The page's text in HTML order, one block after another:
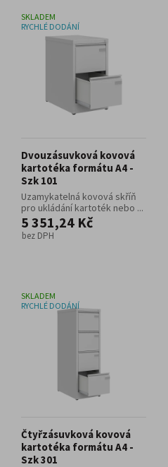
SKLADEM
RYCHLÉ DODÁNÍ
Dvouzásuvková kovová
kartotéka formátu A4 -
Szk 101
Uzamykatelná kovová skříň
pro ukládání kartoték nebo ...
5 351,24 Kč
bez DPH
SKLADEM
RYCHLÉ DODÁNÍ
Čtyřzásuvková kovová
kartotéka formátu A4 -
Szk 301